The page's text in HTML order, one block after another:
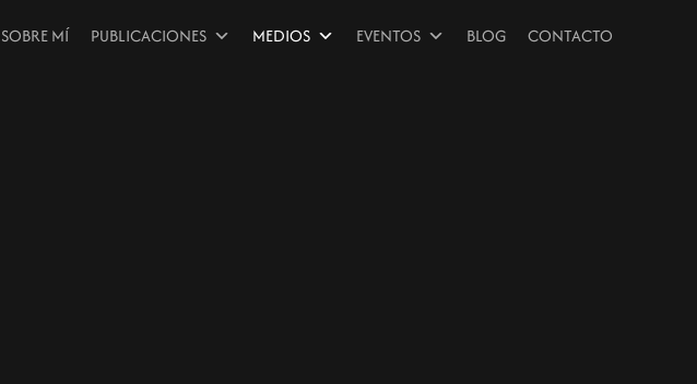
SOBRE MÍ PUBLICACIONES MEDIOS EVENTOS BLOG CONTACTO